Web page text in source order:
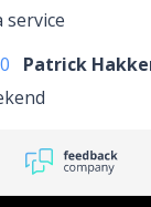
service
Patrick